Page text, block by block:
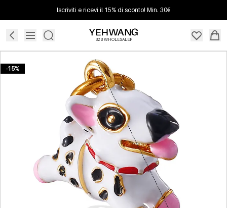
Iscriviti e ricevi il 15% di sconto! Min. 30€
B2B WHOLESALER
-15%